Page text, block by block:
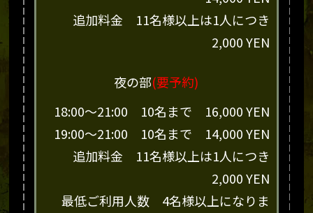
追加料金 11名様以上は1人につき
2,000 YEN
夜の部(要予約)
18:00～21:00 10名まで 16,000 YEN
19:00～21:00 10名まで 14,000 YEN
追加料金 11名様以上は1人につき
2,000 YEN
最低ご利用人数 4名様以上になりま